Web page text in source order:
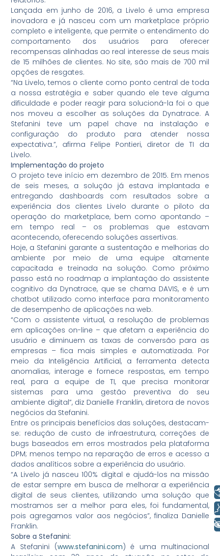
Lançada em junho de 2016, a Livelo é uma empresa
inovadora e já nasceu com um marketplace próprio
completo e inteligente, que permite o entendimento do
comportamento dos usuários para oferecer
recompensas alinhadas ao real interesse de seus mais
de 15 milhões de clientes. No site, são mais de 700 mil
opções de resgates.
“Na Livelo, temos o cliente como ponto central de toda
a nossa estratégia e saber quando ele teve alguma
dificuldade e poder reagir para solucioná-la foi o que
nos moveu a escolher as soluções da Dynatrace. A
Stefanini teve um papel chave na instalação e
configuração do produto para atender nossa
expectativa.”, afirma Felipe Pontieri, diretor de TI da
Livelo.
Implementação do projeto
O projeto teve início em dezembro de 2015. Em menos
de seis meses, a solução já estava implantada e
entregando dashboards com resultados sobre a
experiência dos clientes Livelo durante o piloto da
operação do marketplace, bem como apontando –
em tempo real – os problemas que estavam
acontecendo, oferecendo soluções assertivas.
Hoje, a Stefanini garante a sustentação e melhorias do
ambiente por meio de uma equipe altamente
capacitada e treinada na solução. Como próximo
passo está no roadmap a implantação do assistente
cognitivo da Dynatrace, que se chama DAVIS, e é um
chatbot utilizado como interface para monitoramento
de desempenho de aplicações na web.
“Com o assistente virtual, a resolução de problemas
em aplicações on-line – que afetam a experiência do
usuário e diminuem as taxas de conversão para as
empresas – fica mais simples e automatizada. Por
meio da Inteligência Artificial, a ferramenta detecta
anomalias, interage e fornece respostas, em tempo
real, para a equipe de TI, que precisa monitorar
sistemas para uma gestão preventiva do seu
ambiente digital”, diz Danielle Franklin, diretora de novos
negócios da Stefanini.
Entre os principais benefícios das soluções, destacam-
se: redução de custo de infraestrutura, correções de
bugs baseados em erros mostrados pela plataforma
DPM; menos tempo na reparação de erros e acesso a
dados analíticos sobre a experiência do usuário.
“A Livelo já nasceu 100% digital e ajudá-los na missão
de estar sempre em busca de melhorar a experiência
digital de seus clientes, utilizando uma solução que
mostramos ser a melhor para eles, foi fundamental,
pois agregamos valor aos negócios”, finaliza Danielle
Franklin.
Sobre a Stefanini:
A Stefanini (www.stefanini.com) é uma multinacional
Libras
Voz